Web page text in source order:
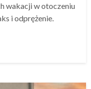
wakacji w otoczeniu
i odprężenie.